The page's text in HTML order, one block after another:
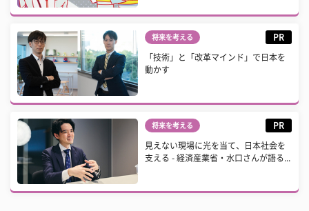
将来を考える PR
「技術」と「改革マインド」で日本を
動かす
将来を考える PR
見えない現場に光を当て、日本社会を
支える - 経済産業省・水口さんが語る...